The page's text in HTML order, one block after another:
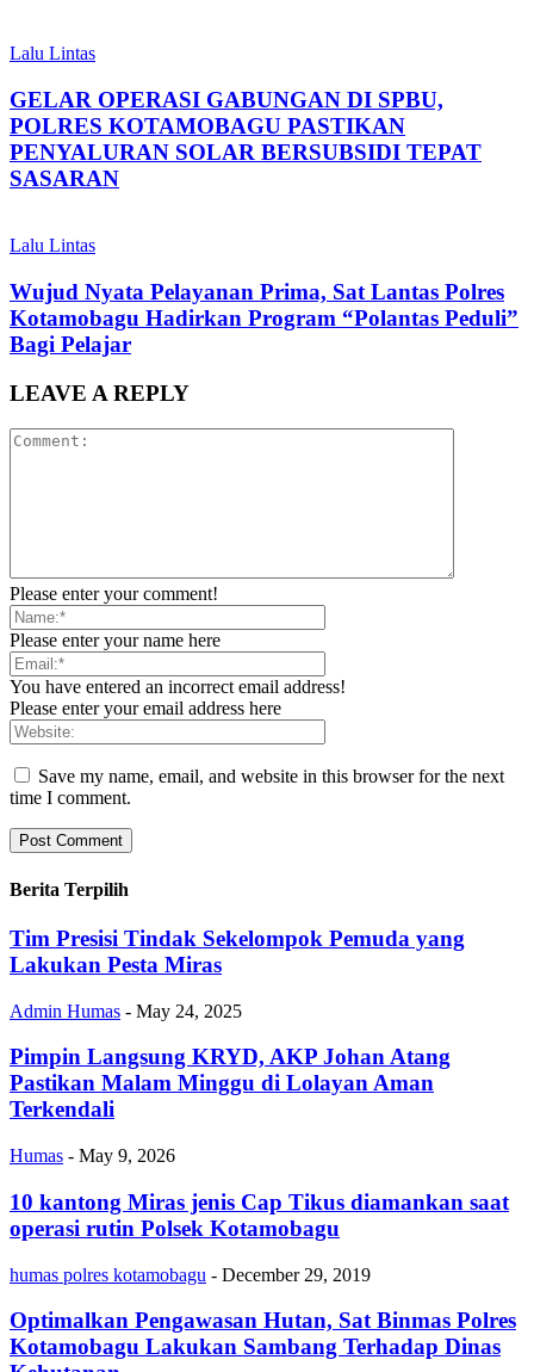
Lalu Lintas
GELAR OPERASI GABUNGAN DI SPBU,
POLRES KOTAMOBAGU PASTIKAN
PENYALURAN SOLAR BERSUBSIDI TEPAT
SASARAN
Lalu Lintas
Wujud Nyata Pelayanan Prima, Sat Lantas Polres
Kotamobagu Hadirkan Program “Polantas Peduli”
Bagi Pelajar
LEAVE A REPLY
Please enter your comment!
Please enter your name here
You have entered an incorrect email address!
Please enter your email address here
Save my name, email, and website in this browser for the next
time I comment.
Berita Terpilih
Tim Presisi Tindak Sekelompok Pemuda yang
Lakukan Pesta Miras
Admin Humas - May 24, 2025
Pimpin Langsung KRYD, AKP Johan Atang
Pastikan Malam Minggu di Lolayan Aman
Terkendali
Humas - May 9, 2026
10 kantong Miras jenis Cap Tikus diamankan saat
operasi rutin Polsek Kotamobagu
humas polres kotamobagu - December 29, 2019
Optimalkan Pengawasan Hutan, Sat Binmas Polres
Kotamobagu Lakukan Sambang Terhadap Dinas